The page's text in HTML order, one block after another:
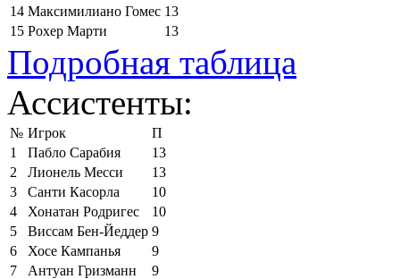
14 Максимилиано Гомес 13
15 Рохер Марти 13
Подробная таблица
Ассистенты:
№ Игрок
П
1
Пабло Сарабия
13
2
Лионель Месси
13
3
Санти Касорла
10
4
Хонатан Родригес
10
5
Виссам Бен-Йеддер 9
6
Хосе Кампанья
9
7
Антуан Гризманн
9